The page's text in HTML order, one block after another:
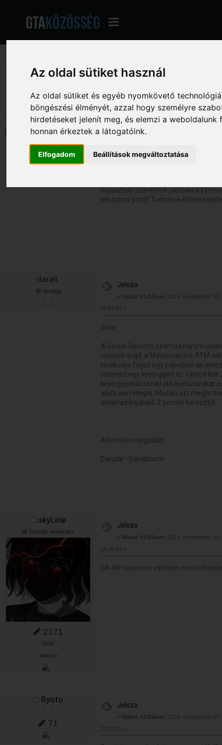
Az oldal sütiket használ
Az oldal sütiket és egyéb nyomkövető
böngészési élményét, azzal hogy személyre
hirdetéseket jelenít meg, és elemzi a
honnan érkeztek a látogatóink.
Elfogadom Beállítások megváltoztatása
Oldalak: [ 1 ] Le
Szerző Téma: Jelszo (Megtekintve
Fustos
Jelszo
Sziasztok! Szeretnek jatszani a
jelszohoz jutni? Tudnatok ebben
darell.
Vendég
Jelszo
« Válasz #1 Dátum: 2019. szeptember 15.
15:54:33 »
Szia!
A Social-Security számod három
vonnod majd, a Mastercardos ATM-
találkozni fogsz egy papnővel aki
töltened egy keyloggert és várnod kell
keyloggerből szedd elő a jelszavakat
alatti zsírrétegre. Miután ezt
olvastad legalább 2 percen keresztül.
Alternatív megoldás:
Darude - Sandstorm
skyLine
Globális moderátor
2171
2020
Vaterán
Jelszo
« Válasz #2 Dátum:
2019. szeptember 15.
16:36:34 »
SA-MP szervere estében nem kell
Ryoto
71
Jelszo
« Válasz #3 Dátum:
2019. szeptember 15.
21:07:30 »